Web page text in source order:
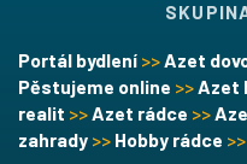
Portál bydlení >>Azet
Pěstujeme online >>Azet
realit >>Azet rádce >>
zahrady >> Hobby rádce >>